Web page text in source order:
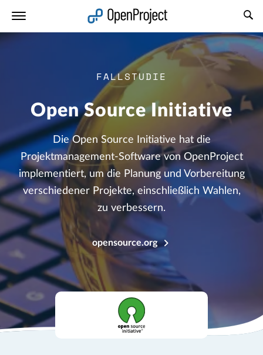
FALLSTUDIE
Open Source Initiative
Die Open Source Initiative hat die
Projektmanagement-Software von OpenProject
implementiert, um die Planung und Vorbereitung
verschiedener Projekte, einschließlich Wahlen,
zu verbessern.
opensource.org
Link in neuem Tab öffnen